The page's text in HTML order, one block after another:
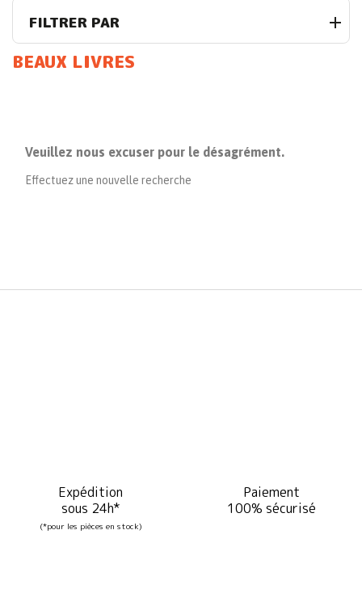
FILTRER PAR
BEAUX LIVRES
Veuillez nous excuser pour le désagrément.
Effectuez une nouvelle recherche
Expédition
sous 24h*
(*pour les pièces en stock)
Paiement
100% sécurisé